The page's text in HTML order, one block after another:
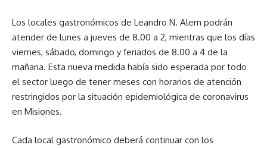
Los locales gastronómicos de Leandro N. Alem podrán
atender de lunes a jueves de 8.00 a 2, mientras que los días
viernes, sábado, domingo y feriados de 8.00 a 4 de la
mañana. Esta nueva medida había sido esperada por todo
el sector luego de tener meses con horarios de atención
restringidos por la situación epidemiológica de coronavirus
en Misiones.
Cada local gastronómico deberá continuar con los